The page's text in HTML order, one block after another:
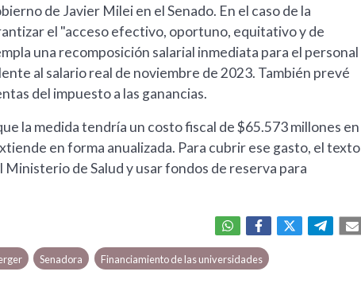
de Javier Milei en el Senado. En el caso de la
el "acceso efectivo, oportuno, equitativo y de
una recomposición salarial inmediata para el personal
al salario real de noviembre de 2023. También prevé
del impuesto a las ganancias.
la medida tendría un costo fiscal de $65.573 millones en
en forma anualizada. Para cubrir ese gasto, el texto
de Salud y usar fondos de reserva para
Senadora
Financiamiento de las universidades